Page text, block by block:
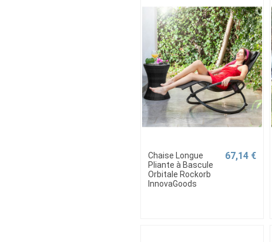
Chaise Longue
Pliante à Bascule
Orbitale Rockorb
InnovaGoods
67,14 €